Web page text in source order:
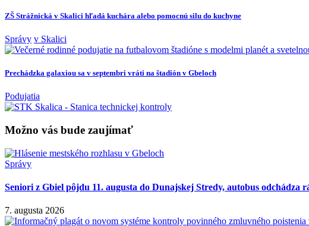
ZŠ Strážnická v Skalici hľadá kuchára alebo pomocnú silu do kuchyne
Správy v Skalici
Prechádzka galaxiou sa v septembri vráti na štadión v Gbeloch
Podujatia
Možno vás bude zaujímať
Správy
Seniori z Gbiel pôjdu 11. augusta do Dunajskej Stredy, autobus odchádza
7. augusta 2026